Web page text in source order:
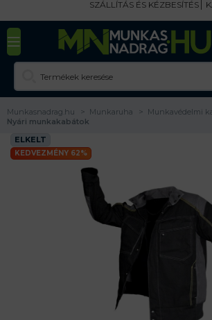
SZÁLLÍTÁS ÉS KÉZBESÍTÉS
Munkasnadrag.hu Munkaruha
Munkavédelmi
Nyári munkakabátok
ELKELT
KEDVEZMÉNY 62%